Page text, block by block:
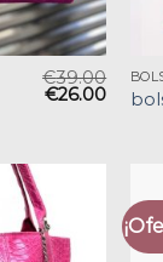
€39.00
€26.00